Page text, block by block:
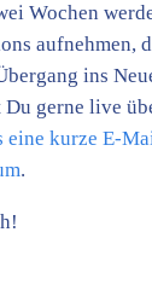
Wochen
aufnehmen,
ins
gerne live
eine kurze E-
.